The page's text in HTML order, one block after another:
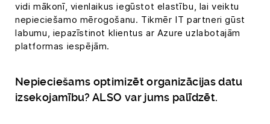
vidi mākonī, vienlaikus iegūstot elastību, lai veiktu
nepieciešamo mērogošanu. Tikmēr IT partneri gūst
labumu, iepazīstinot klientus ar Azure uzlabotajām
platformas iespējām.
Nepieciešams optimizēt organizācijas datu
izsekojamību? ALSO var jums palīdzēt.